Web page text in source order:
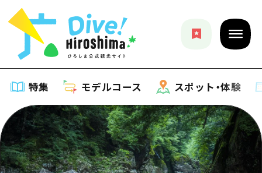
特集 モデルコース スポット・体験
特集
特集一覧
モデルコース